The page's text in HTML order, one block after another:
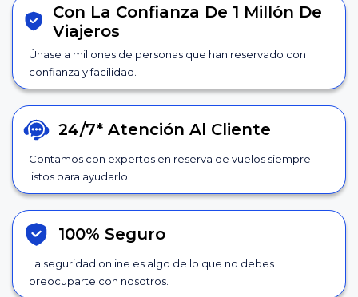
Con La Confianza De 1 Millón De
Viajeros
Únase a millones de personas que han reservado con
confianza y facilidad.
24/7* Atención Al Cliente
Contamos con expertos en reserva de vuelos siempre
listos para ayudarlo.
100% Seguro
La seguridad online es algo de lo que no debes
preocuparte con nosotros.